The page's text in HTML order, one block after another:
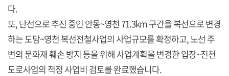
다.
또, 단선으로 추진 중인 안동~영천 71.3km 구간을 복선으로 변경
하는 도담~영천 복선전철사업의 사업규모를 확정하고, 노선 주
변의 문화재 훼손 방지 등을 위해 사업계획을 변경한 입장~진천
도로사업의 적정 사업비 검토를 완료했습니다.